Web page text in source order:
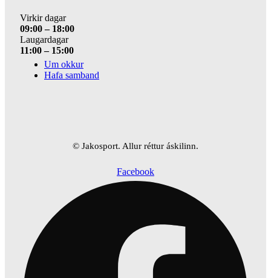
Virkir dagar
09:00 – 18:00
Laugardagar
11:00 – 15:00
Um okkur
Hafa samband
© Jakosport. Allur réttur áskilinn.
Facebook